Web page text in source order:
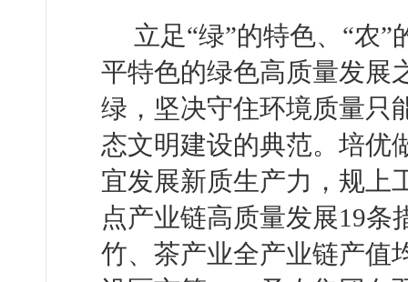
立足“绿”的特色、“农
平特色的绿色高质量发展
绿，坚决守住环境质量只
态文明建设的典范。培优
宜发展新质生产力，规上
点产业链高质量发展19条
竹、茶产业全产业链产值